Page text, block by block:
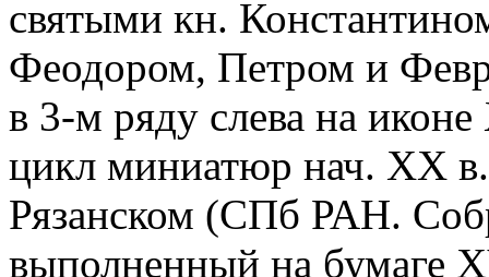
святыми кн.
Феодором, Петром и
в 3-м ряду слева на
цикл миниатюр нач. XX
Рязанском (СПб РАН.
выполненный на бумаге